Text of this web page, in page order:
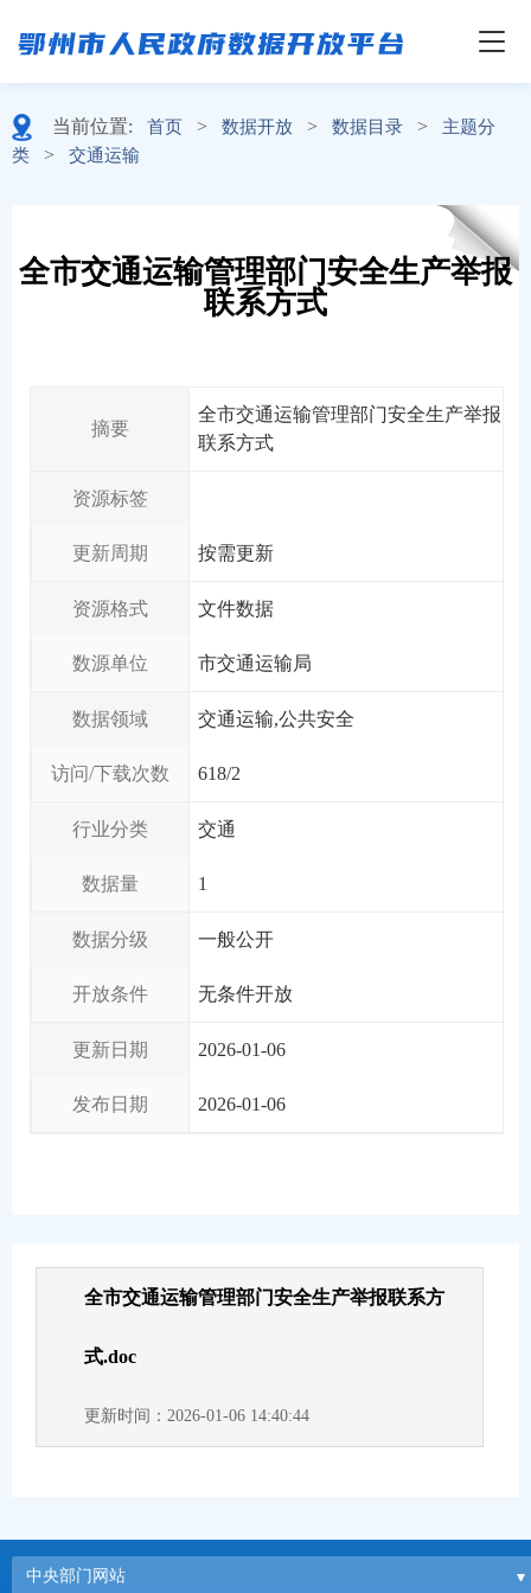
当前位置: 首页 > 数据开放 > 数据目录 >
主题分
类
> 交通运输
全市交通运输管理部门安全生产举报
联系方式
摘要
全市交通运输管理部门安全生产举报
联系方式
资源标签
更新周期 按需更新
资源格式 文件数据
数源单位 市交通运输局
数据领域 交通运输,公共安全
访问/下载次数 618/2
行业分类 交通
数据量 1
数据分级 一般公开
开放条件 无条件开放
更新日期 2026-01-06
发布日期 2026-01-06
全市交通运输管理部门安全生产举报联系方
式.doc
更新时间：2026-01-06 14:40:44
中央部门网站